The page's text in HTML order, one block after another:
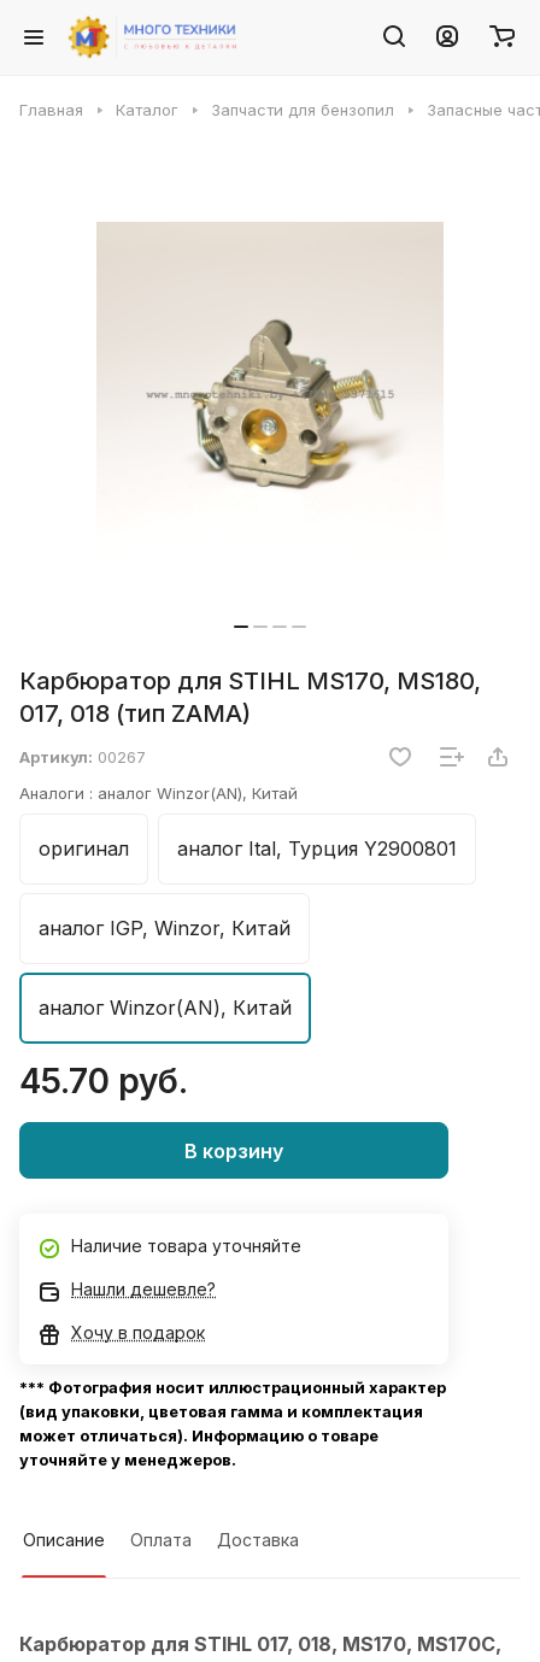
Главная Каталог Запчасти для бензопил Запасные
Карбюратор для STIHL MS170, MS180,
017, 018 (тип ZAMA)
Артикул: 00267
Аналоги : аналог Winzor(AN), Китай
оригинал аналог Ital, Турция Y2900801
аналог IGP, Winzor, Китай
аналог Winzor(AN), Китай
45.70 руб.
В корзину
Наличие товара уточняйте
Нашли дешевле?
Хочу в подарок
*** Фотография носит иллюстрационный характер
(вид упаковки, цветовая гамма и комплектация
может отличаться). Информацию о товаре
уточняйте у менеджеров.
Описание Оплата Доставка
Карбюратор для STIHL 017, 018, MS170, MS170C,